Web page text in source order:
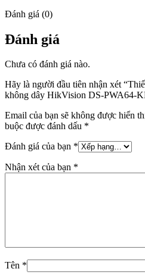
Đánh giá (0)
Đánh giá
Chưa có đánh giá nào.
Hãy là người đầu tiên nhận xét
không dây HikVision DS-PWA64-
Email của bạn sẽ không được hiển
buộc được đánh dấu *
Đánh giá của bạn *
Nhận xét của bạn *
Tên *